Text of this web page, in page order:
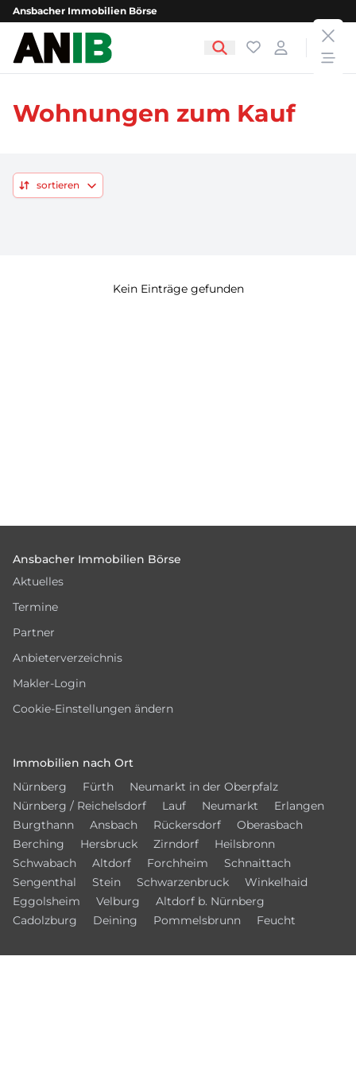
Ansbacher Immobilien Börse
Ansbacher Immobilien Börse Favoriten
Login
Wohnungen zum Kauf
sortieren
Kein Einträge gefunden
Ansbacher Immobilien Börse
Aktuelles
Termine
Partner
Anbieterverzeichnis
Makler-Login
Cookie-Einstellungen ändern
Immobilien nach Ort
Nürnberg
Fürth
Neumarkt in der Oberpfalz
Nürnberg / Reichelsdorf
Lauf Neumarkt
Erlangen
Burgthann
Ansbach Rückersdorf
Oberasbach
Berching
Hersbruck Zirndorf
Heilsbronn
Schwabach
Altdorf Forchheim
Schnaittach
Sengenthal
Stein Schwarzenbruck
Winkelhaid
Eggolsheim
Velburg
Altdorf b. Nürnberg
Cadolzburg
Deining Pommelsbrunn Feucht